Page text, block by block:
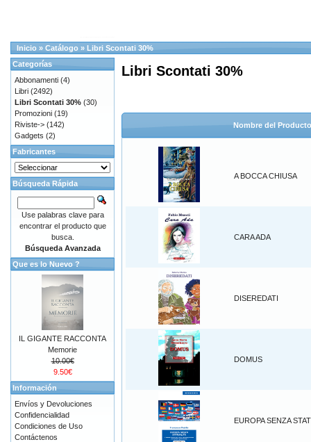
Inicio » Catálogo » Libri Scontati 30%
Libri Scontati 30%
Nombre del
A BOCCA CHIUSA
CARA ADA
DISEREDATI
DOMUS
EUROPA SENZA
Categorías
Abbonamenti (4)
Libri (2492)
Libri Scontati 30% (30)
Promozioni (19)
Riviste-> (142)
Gadgets (2)
Fabricantes
Búsqueda Rápida
Use palabras clave para
encontrar el producto que
busca.
Búsqueda Avanzada
Que es lo Nuevo ?
IL GIGANTE RACCONTA
Memorie
10.00€
9.50€
Información
Envíos y Devoluciones
Confidencialidad
Condiciones de Uso
Contáctenos